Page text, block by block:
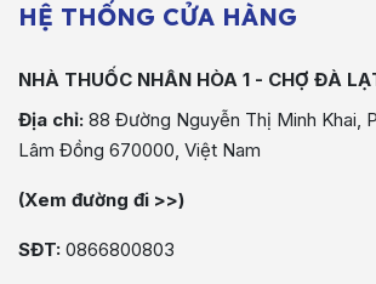
HỆ THỐNG CỬA HÀNG
NHÀ THUỐC NHÂN HÒA 1 - CHỢ ĐÀ
Địa chỉ: 88 Đường Nguyễn Thị Minh Khai,
Lâm Đồng 670000, Việt Nam
(Xem đường đi >>)
SĐT: 0866800803